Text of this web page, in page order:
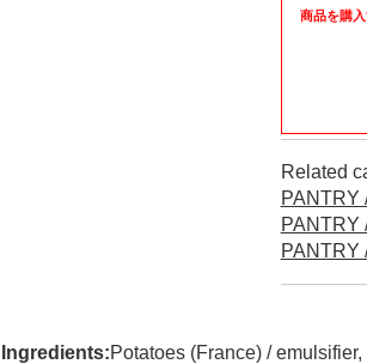
商品を購
Related
PANTRY
PANTRY
PANTRY
Ingredients:Potatoes (France) /